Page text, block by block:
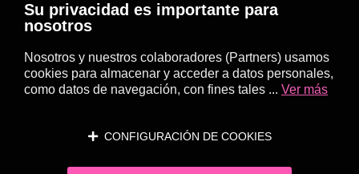
Su privacidad es importante para
nosotros
Nosotros y nuestros colaboradores (Partners) usamos
cookies para almacenar y acceder a datos personales,
como datos de navegación, con fines tales ... Ver más
CONFIGURACIÓN DE COOKIES